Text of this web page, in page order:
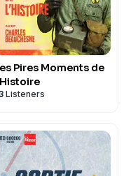
Pires Moments de
Listeners